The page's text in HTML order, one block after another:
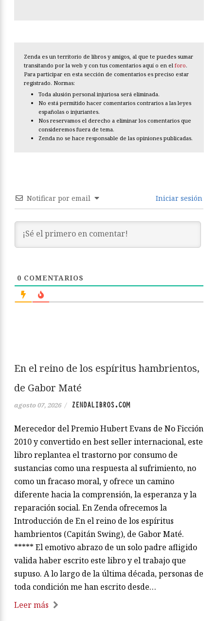
Zenda es un territorio de libros y amigos, al que te puedes sumar
transitando por la web y con tus comentarios aquí o en el foro.
Para participar en esta sección de comentarios es preciso estar
registrado. Normas:
Toda alusión personal injuriosa será eliminada.
No está permitido hacer comentarios contrarios a las leyes
españolas o injuriantes.
Nos reservamos el derecho a eliminar los comentarios que
consideremos fuera de tema.
Zenda no se hace responsable de las opiniones publicadas.
Notificar por email Iniciar sesión
0 COMENTARIOS
En el reino de los espíritus hambrientos,
de Gabor Maté
agosto 07, 2026 / ZENDALIBROS.COM
Merecedor del Premio Hubert Evans de No Ficción
2010 y convertido en best seller internacional, este
libro replantea el trastorno por consumo de
sustancias como una respuesta al sufrimiento, no
como un fracaso moral, y ofrece un camino
diferente hacia la comprensión, la esperanza y la
reparación social. En Zenda ofrecemos la
Introducción de En el reino de los espíritus
hambrientos (Capitán Swing), de Gabor Maté.
***** El emotivo abrazo de un solo padre afligido
valida haber escrito este libro y el trabajo que
supuso. A lo largo de la última década, personas de
toda condición me han escrito desde…
Leer más